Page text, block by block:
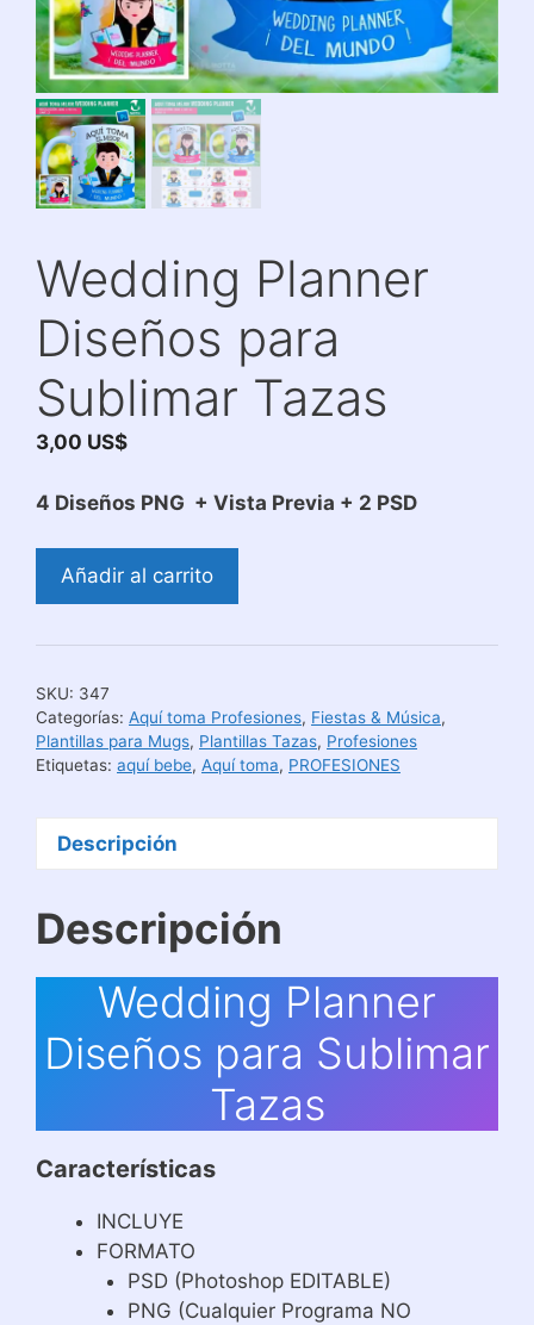
Wedding Planner
Diseños para
Sublimar Tazas
3,00 US$
4 Diseños PNG + Vista Previa + 2 PSD
Wedding
Planner
para
Tazas
cantidad
Añadir al carrito
SKU: 347
Categorías: Aquí toma Profesiones, Fiestas & Música,
Plantillas para Mugs, Plantillas Tazas, Profesiones
Etiquetas: aquí bebe, Aquí toma, PROFESIONES
Descripción
Descripción
Wedding Planner
Diseños para Sublimar
Tazas
Características
INCLUYE
FORMATO
PSD (Photoshop EDITABLE)
PNG (Cualquier Programa NO